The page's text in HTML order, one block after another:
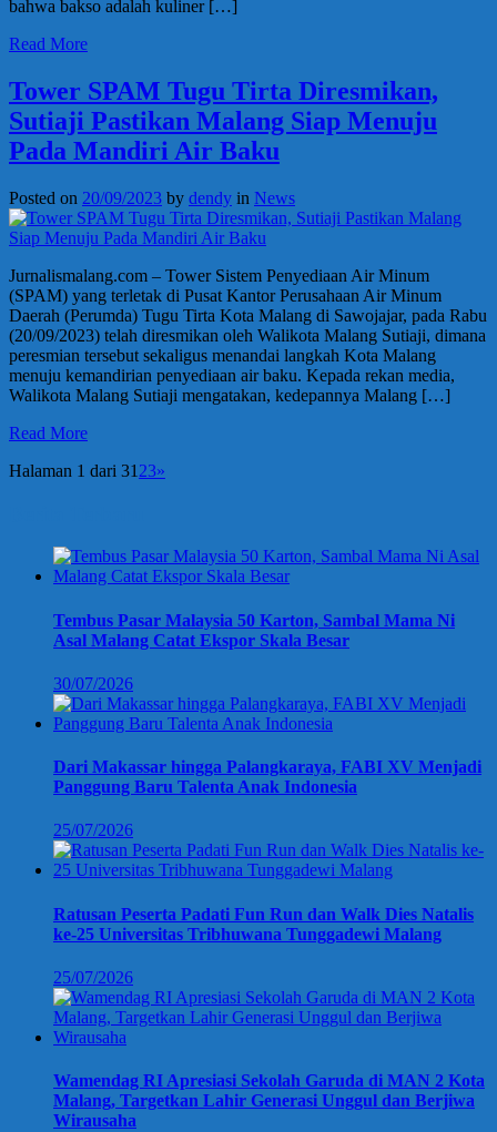
bahwa bakso adalah kuliner […]
Read More
Tower SPAM Tugu Tirta Diresmikan,
Sutiaji Pastikan Malang Siap Menuju
Pada Mandiri Air Baku
Posted on 20/09/2023 by dendy in News
Jurnalismalang.com – Tower Sistem Penyediaan Air Minum
(SPAM) yang terletak di Pusat Kantor Perusahaan Air Minum
Daerah (Perumda) Tugu Tirta Kota Malang di Sawojajar, pada Rabu
(20/09/2023) telah diresmikan oleh Walikota Malang Sutiaji, dimana
peresmian tersebut sekaligus menandai langkah Kota Malang
menuju kemandirian penyediaan air baku. Kepada rekan media,
Walikota Malang Sutiaji mengatakan, kedepannya Malang […]
Read More
Halaman 1 dari 31 23»
Tembus Pasar Malaysia 50 Karton, Sambal Mama Ni
Asal Malang Catat Ekspor Skala Besar
30/07/2026
Dari Makassar hingga Palangkaraya, FABI XV Menjadi
Panggung Baru Talenta Anak Indonesia
25/07/2026
Ratusan Peserta Padati Fun Run dan Walk Dies Natalis
ke-25 Universitas Tribhuwana Tunggadewi Malang
25/07/2026
Wamendag RI Apresiasi Sekolah Garuda di MAN 2 Kota
Malang, Targetkan Lahir Generasi Unggul dan Berjiwa
Wirausaha